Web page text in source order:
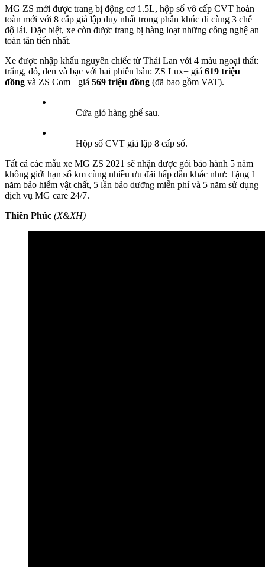
MG ZS mới được trang bị động cơ 1.5L, hộp số vô cấp CVT hoàn
toàn mới với 8 cấp giả lập duy nhất trong phân khúc đi cùng 3 chế
độ lái. Đặc biệt, xe còn được trang bị hàng loạt những công nghệ an
toàn tân tiến nhất.
Xe được nhập khẩu nguyên chiếc từ Thái Lan với 4 màu ngoại thất:
trắng, đỏ, đen và bạc với hai phiên bản: ZS Lux+ giá 619 triệu
đồng và ZS Com+ giá 569 triệu đồng (đã bao gồm VAT).
Cửa gió hàng ghế sau.
Hộp số CVT giả lập 8 cấp số.
Tất cả các mẫu xe MG ZS 2021 sẽ nhận được gói bảo hành 5 năm
không giới hạn số km cùng nhiều ưu đãi hấp dẫn khác như: Tặng 1
năm bảo hiểm vật chất, 5 lần bảo dưỡng miễn phí và 5 năm sử dụng
dịch vụ MG care 24/7.
Thiên Phúc (X&XH)